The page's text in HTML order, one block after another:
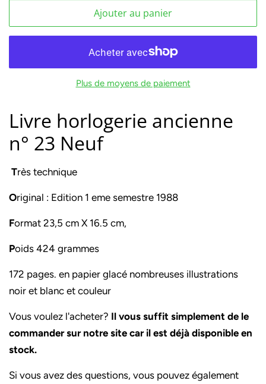
Ajouter au panier
Plus de moyens de paiement
Livre horlogerie ancienne
n° 23 Neuf
Très technique
Original : Edition 1 eme semestre 1988
Format 23,5 cm X 16.5 cm,
Poids 424 grammes
172 pages. en papier glacé nombreuses illustrations
noir et blanc et couleur
Vous voulez l'acheter? Il vous suffit simplement de le
commander sur notre site car il est déjà disponible en
stock.
Si vous avez des questions, vous pouvez également